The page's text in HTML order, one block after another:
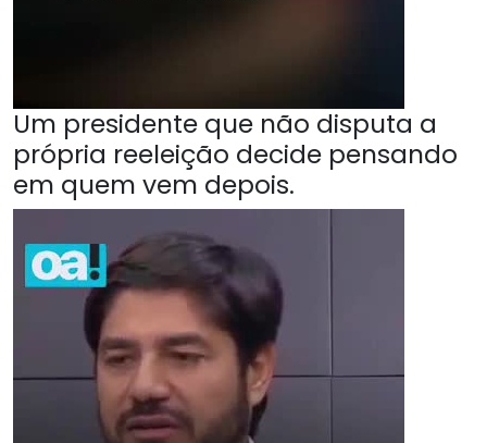
Um presidente que não disputa a
própria reeleição decide pensando
em quem vem depois.